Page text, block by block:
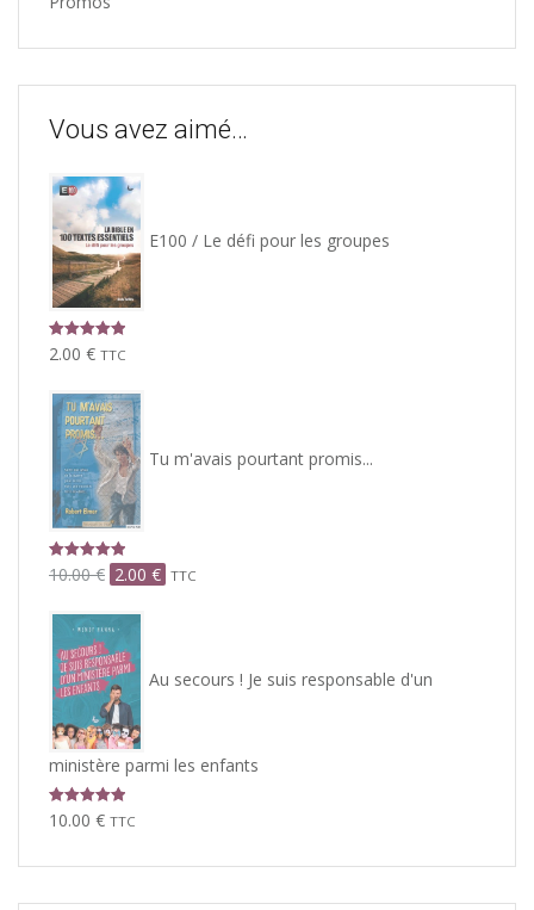
Vous avez aimé…
E100 / Le défi pour les groupes
Note 5.00
2.00 € TTC
Tu m'avais pourtant promis...
Note 5.00
10.00€ Le
initial
était :
10.00 €.
2.00 €Le
2.00 €.
TTC
Au secours ! Je suis responsable d'un
ministère parmi les enfants
Note 5.00
10.00 € TTC